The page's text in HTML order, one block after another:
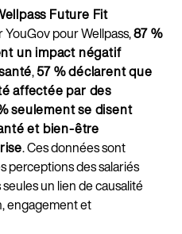
Future Fit
YouGov pour Wellpass,87 %
un impact négatif
,57 % déclarent que
affectée par des
seulement se disent
et bien-être
. Ces données sont
perceptions des salariés
un lien de causalité
engagement et